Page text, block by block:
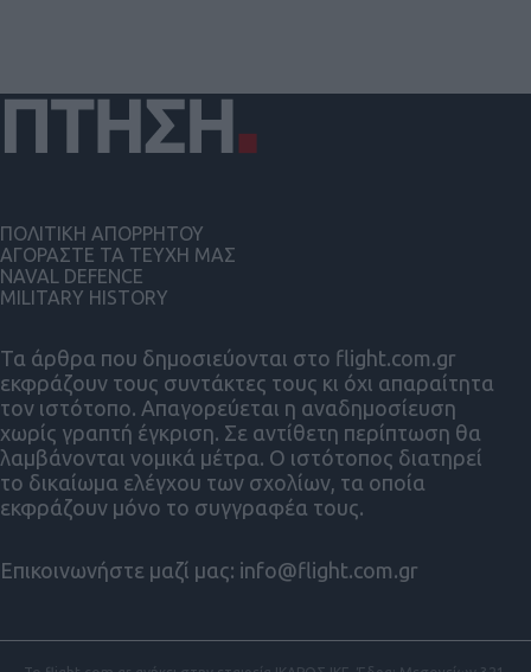
Τα άρθρα που δημοσιεύονται στο flight.com.gr
εκφράζουν τους συντάκτες τους κι όχι απαραίτητα
τον ιστότοπο. Απαγορεύεται η αναδημοσίευση
χωρίς γραπτή έγκριση. Σε αντίθετη περίπτωση θα
λαμβάνονται νομικά μέτρα. Ο ιστότοπος διατηρεί
το δικαίωμα ελέγχου των σχολίων, τα οποία
εκφράζουν μόνο το συγγραφέα τους.
Επικοινωνήστε μαζί μας: info@flight.com.gr
ΠΟΛΙΤΙΚΗ ΑΠΟΡΡΗΤΟΥ
ΑΓΟΡΑΣΤΕ ΤΑ ΤΕΥΧΗ ΜΑΣ
NAVAL DEFENCE
MILITARY HISTORY